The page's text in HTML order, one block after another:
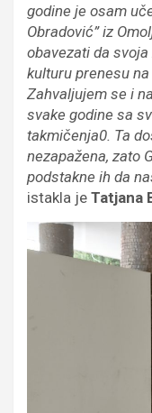
godine je osam
Obradović” iz
obavezati da
kulturu prenesu
Zahvaljujem se i
svake godine sa
takmičenja0. Ta
nezapažena, zato
podstakne ih da
istakla je Tatjana